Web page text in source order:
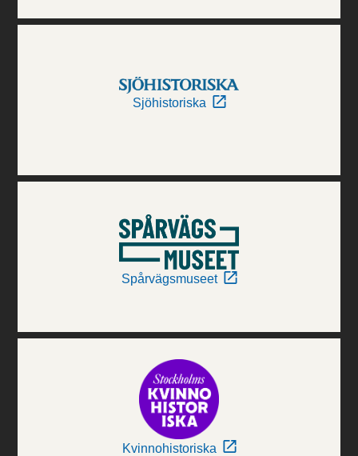
Sjöhistoriska
Spårvägsmuseet
Kvinnohistoriska